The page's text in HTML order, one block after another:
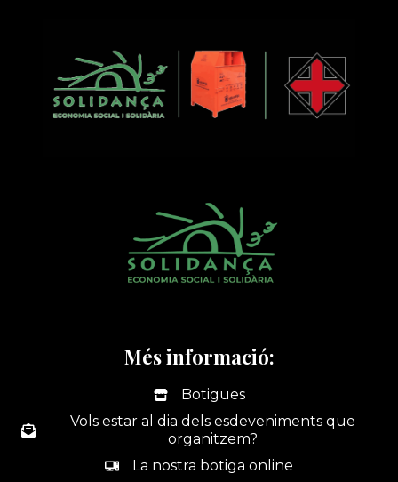
Més informació:
Botigues
Vols estar al dia dels esdeveniments que
organitzem?
La nostra botiga online